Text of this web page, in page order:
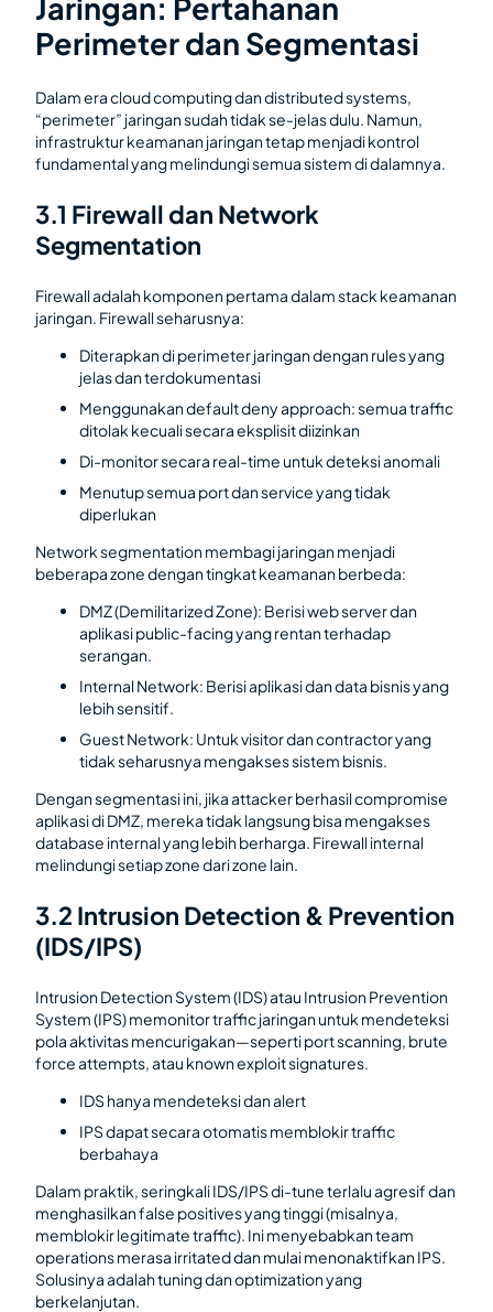
Jaringan: Pertahanan
Perimeter dan Segmentasi
Dalam era cloud computing dan distributed systems,
“perimeter” jaringan sudah tidak se-jelas dulu. Namun,
infrastruktur keamanan jaringan tetap menjadi kontrol
fundamental yang melindungi semua sistem di dalamnya.
3.1 Firewall dan Network
Segmentation
Firewall adalah komponen pertama dalam stack keamanan
jaringan. Firewall seharusnya:
Diterapkan di perimeter jaringan dengan rules yang
jelas dan terdokumentasi
Menggunakan default deny approach: semua traffic
ditolak kecuali secara eksplisit diizinkan
Di-monitor secara real-time untuk deteksi anomali
Menutup semua port dan service yang tidak
diperlukan
Network segmentation membagi jaringan menjadi
beberapa zone dengan tingkat keamanan berbeda:
DMZ (Demilitarized Zone): Berisi web server dan
aplikasi public-facing yang rentan terhadap
serangan.
Internal Network: Berisi aplikasi dan data bisnis yang
lebih sensitif.
Guest Network: Untuk visitor dan contractor yang
tidak seharusnya mengakses sistem bisnis.
Dengan segmentasi ini, jika attacker berhasil compromise
aplikasi di DMZ, mereka tidak langsung bisa mengakses
database internal yang lebih berharga. Firewall internal
melindungi setiap zone dari zone lain.
3.2 Intrusion Detection & Prevention
(IDS/IPS)
Intrusion Detection System (IDS) atau Intrusion Prevention
System (IPS) memonitor traffic jaringan untuk mendeteksi
pola aktivitas mencurigakan—seperti port scanning, brute
force attempts, atau known exploit signatures.
IDS hanya mendeteksi dan alert
IPS dapat secara otomatis memblokir traffic
berbahaya
Dalam praktik, seringkali IDS/IPS di-tune terlalu agresif dan
menghasilkan false positives yang tinggi (misalnya,
memblokir legitimate traffic). Ini menyebabkan team
operations merasa irritated dan mulai menonaktifkan IPS.
Solusinya adalah tuning dan optimization yang
berkelanjutan.